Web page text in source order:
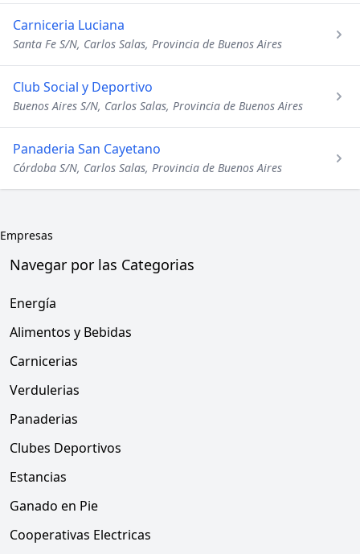
Carniceria Luciana
Santa Fe S/N, Carlos Salas, Provincia de Buenos Aires
Club Social y Deportivo
Buenos Aires S/N, Carlos Salas, Provincia de Buenos Aires
Panaderia San Cayetano
Córdoba S/N, Carlos Salas, Provincia de Buenos Aires
Empresas
Navegar por las Categorias
Energía
Alimentos y Bebidas
Carnicerias
Verdulerias
Panaderias
Clubes Deportivos
Estancias
Ganado en Pie
Cooperativas Electricas